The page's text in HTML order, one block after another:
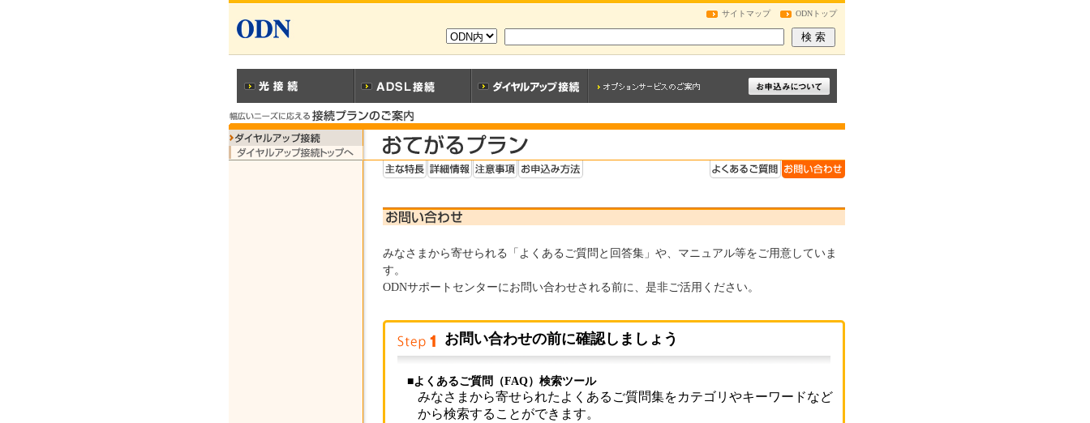
サイトマップ ODNトップ
みなさまから寄せられる「よくあるご質問と回答集」や、マニュアル等をご用意していま
す。
ODNサポートセンターにお問い合わせされる前に、是非ご活用ください。
お問い合わせの前に確認しましょう
■よくあるご質問（FAQ）検索ツール
みなさまから寄せられたよくあるご質問集をカテゴリやキーワードなど
から検索することができます。